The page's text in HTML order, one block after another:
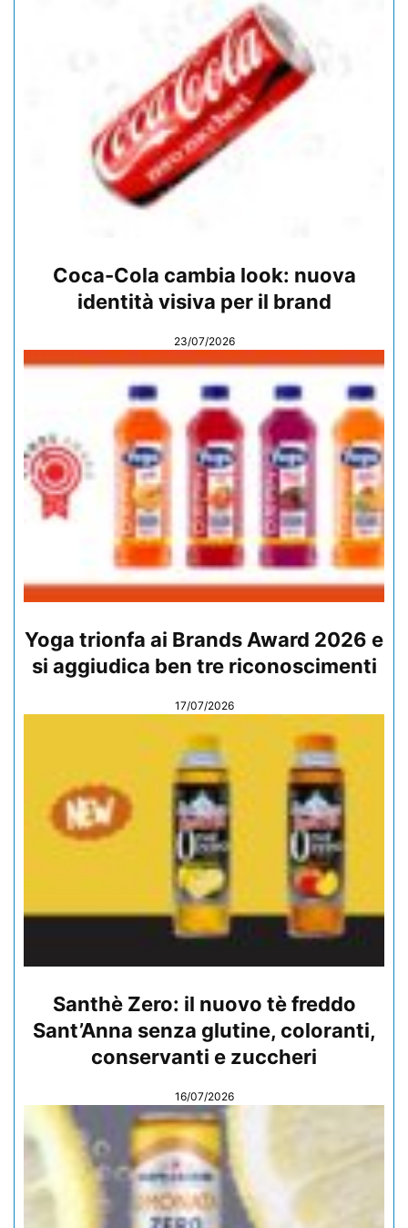
Coca-Cola cambia look: nuova
identità visiva per il brand
23/07/2026
Yoga trionfa ai Brands Award 2026 e
si aggiudica ben tre riconoscimenti
17/07/2026
Santhè Zero: il nuovo tè freddo
Sant’Anna senza glutine, coloranti,
conservanti e zuccheri
16/07/2026